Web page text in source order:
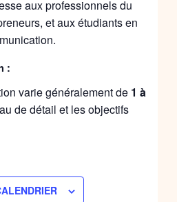
aux professionnels du
et aux étudiants en
:
varie généralement de 1 à
de détail et les objectifs